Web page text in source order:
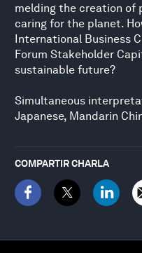
melding the creation of
caring for the planet.
International Business
Forum Stakeholder
sustainable future?
Simultaneous
Japanese, Mandarin
COMPARTIR CHARLA